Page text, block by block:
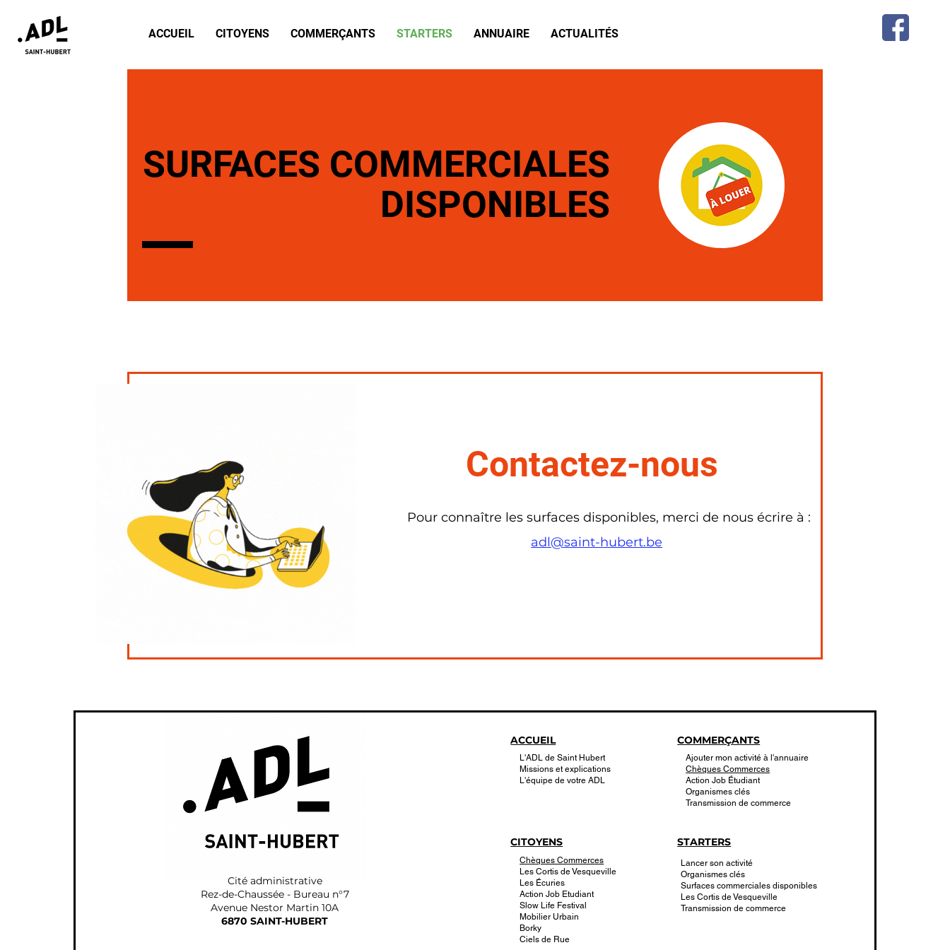
ACCUEIL CITOYENS COMMERÇANTS STARTERS ANNUAIRE ACTUALITÉS
SURFACES COMMERCIALES
DISPONIBLES
Contactez-nous
Pour connaître les surfaces disponibles, merci de nous écrire à :
adl@saint-hubert.be
Cité administrative
Rez-de-Chaussée - Bureau n°7
Avenue Nestor Martin 10A
6870 SAINT-HUBERT
ACCUEIL
L'ADL de Saint Hubert
Missions et explications
L'équipe de votre ADL
CITOYENS
Chèques Commerces
Les Cortis de Vesqueville
Les Écuries
Action Job Etudiant
Slow Life Festival
Mobilier Urbain
Borky
Ciels de Rue
COMMERÇANTS
Ajouter mon activité à l'annuaire
Chèques Commerces
Action Job Étudiant
Organismes clés
Transmission de commerce
STARTERS
Lancer son activité
Organismes clés
Surfaces commerciales disponibles
Les Cortis de Vesqueville
Transmission de commerce